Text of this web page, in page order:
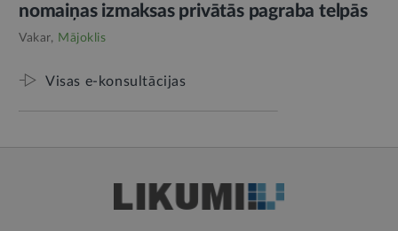
nomaiņas izmaksas privātās pagraba telpās
Vakar, Mājoklis
Visas e-konsultācijas